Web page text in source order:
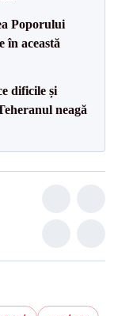
Poporului
în această
dificile și
neagă